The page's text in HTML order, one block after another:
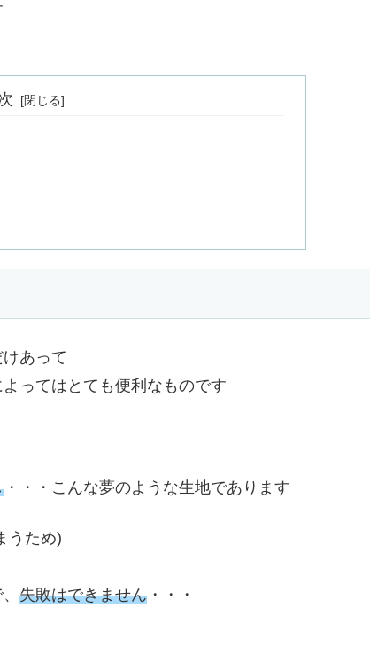
あって
ってはとても便利なものです
・・・こんな夢のような生地であります
うため)
失敗はできません ・・・